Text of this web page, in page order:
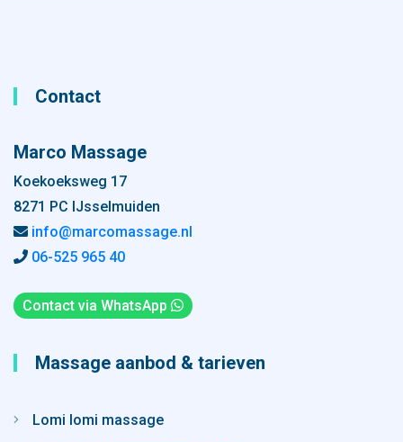
Contact
Marco Massage
Koekoeksweg 17
8271 PC IJsselmuiden
info@marcomassage.nl
06-525 965 40
Contact via WhatsApp
Massage aanbod & tarieven
Lomi lomi massage